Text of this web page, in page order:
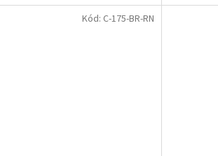
Kód: C-175-BR-RN